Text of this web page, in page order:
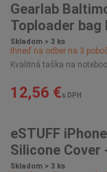
Gearlab
Toploader bag
Skladom > 3 ks
Ihneď na odber na 3
Kvalitná taška na
12,56 €s DPH
eSTUFF
Silicone Cover
Skladom > 3 ks